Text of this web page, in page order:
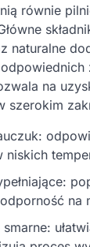
równie
naturalne
na
szerokim
niskich
na
smarne: